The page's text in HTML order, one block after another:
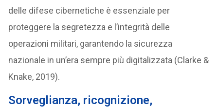
delle difese cibernetiche è essenziale per
proteggere la segretezza e l’integrità delle
operazioni militari, garantendo la sicurezza
nazionale in un’era sempre più digitalizzata (Clarke &
Knake, 2019).
Sorveglianza, ricognizione,